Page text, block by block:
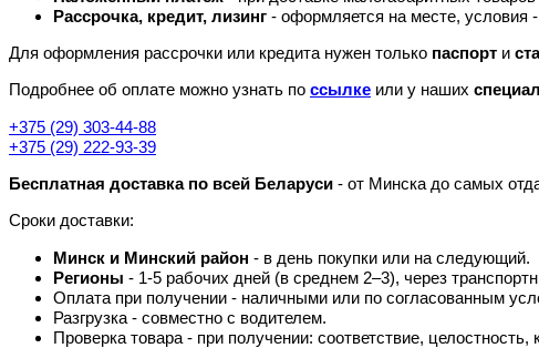
Рассрочка, кредит, лизинг - оформляется на месте, условия
Для оформления рассрочки или кредита нужен только паспорт и
Подробнее об оплате можно узнать по ссылке или у наших
+375 (29) 303-44-88
+375 (29) 222-93-39
Бесплатная доставка по всей Беларуси - от Минска до самых
Сроки доставки:
Минск и Минский район - в день покупки или на следующий.
Регионы - 1-5 рабочих дней (в среднем 2–3), через
Оплата при получении - наличными или по согласованным
Разгрузка - совместно с водителем.
Проверка товара - при получении: соответствие,